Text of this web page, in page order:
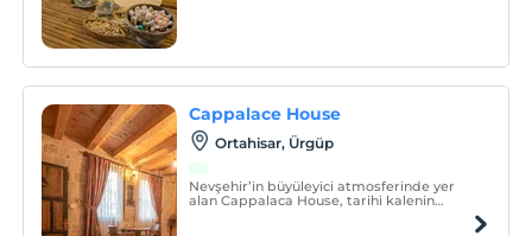
Cappalace House
Ortahisar, Ürgüp
Nevşehir’in büyüleyici atmosferinde yer
alan Cappalaca House, tarihi kalenin